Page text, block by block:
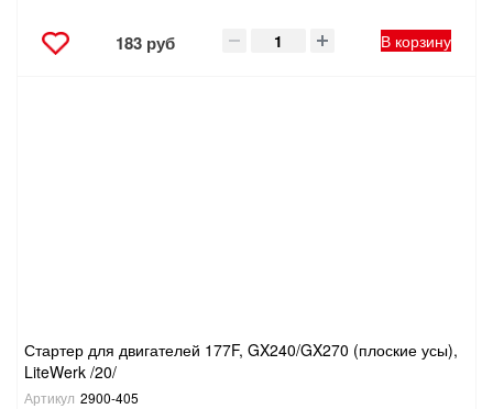
183 руб В корзину
Стартер для двигателей 177F, GX240/GX270 (плоские усы),
LiteWerk /20/
Артикул 2900-405